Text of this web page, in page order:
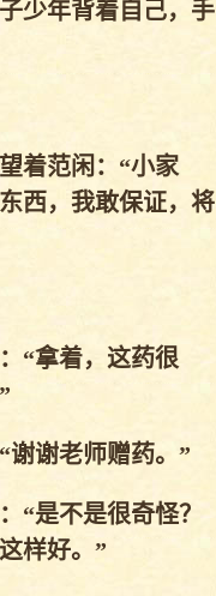
少年背着自己，手
着范闲：“小家
西，我敢保证，将
“拿着，这药很
谢老师赠药。”
“是不是很奇怪？
样好。”